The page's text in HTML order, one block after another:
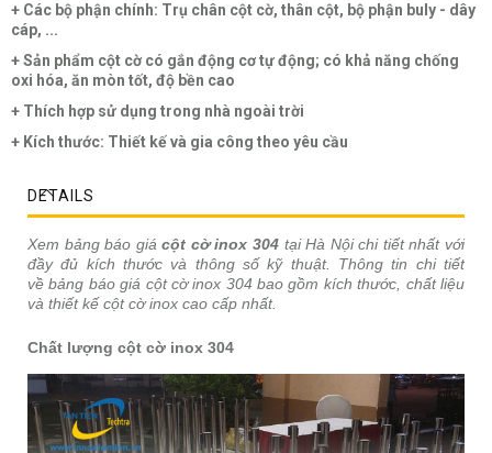
+ Các bộ phận chính: Trụ chân cột cờ, thân cột, bộ phận buly - dây
cáp, ...
+ Sản phẩm cột cờ có gắn động cơ tự động; có khả năng chống
oxi hóa, ăn mòn tốt, độ bền cao
+ Thích hợp sử dụng trong nhà ngoài trời
+ Kích thước: Thiết kế và gia công theo yêu cầu
DETAILS
Xem bảng báo giácột cờ inox 304 tại Hà Nội chi tiết nhất với
đầy đủ kích thước và thông số kỹ thuật. Thông tin chi tiết
về bảng báo giá cột cờ inox 304 bao gồm kích thước, chất liệu
và thiết kế cột cờ inox cao cấp nhất.
Chất lượng cột cờ inox 304